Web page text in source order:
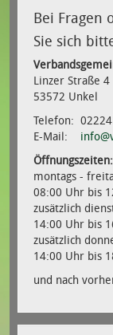
Bei Fragen
Sie sich
Linzer Straße 4
53572 Unkel
Telefon:
E-Mail:
Öffnungszeiten:
montags -
08:00 Uhr bis
zusätzlich
14:00 Uhr bis
zusätzlich
14:00 Uhr bis
und nach